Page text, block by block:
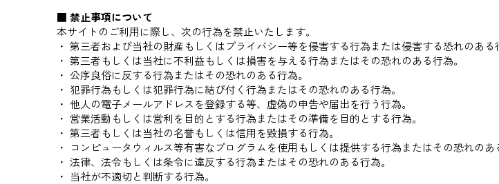
■ 禁止事項について
本サイトのご利用に際し、次の行為を禁止いたします。
・ 第三者および当社の財産もしくはプライバシー等を侵害する行為または侵害する恐れのある
・ 第三者もしくは当社に不利益もしくは損害を与える行為またはその恐れのある行為。
・ 公序良俗に反する行為またはその恐れのある行為。
・ 犯罪行為もしくは犯罪行為に結び付く行為またはその恐れのある行為。
・ 他人の電子メールアドレスを登録する等、虚偽の申告や届出を行う行為。
・ 営業活動もしくは営利を目的とする行為またはその準備を目的とする行為。
・ 第三者もしくは当社の名誉もしくは信用を毀損する行為。
・ コンピュータウィルス等有害なプログラムを使用もしくは提供する行為またはその恐れのあ
・ 法律、法令もしくは条令に違反する行為またはその恐れのある行為。
・ 当社が不適切と判断する行為。